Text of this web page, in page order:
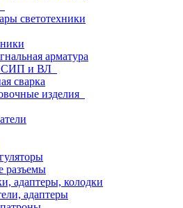
светотехники
арматура
СИП и ВЛ
сварка
изделия
разъемы
адаптеры, колодки
адаптеры